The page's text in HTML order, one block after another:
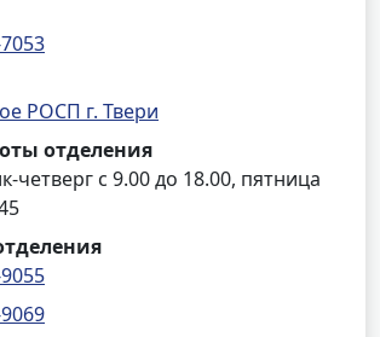
РОСП г. Твери
отделения
четверг с 9.00 до 18.00, пятница